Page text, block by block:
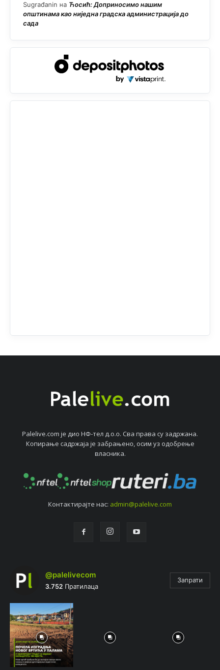
Sugrađanin на Ћосић: Доприносимо нашим
општинама као ниједна градска администрација до
сада
Palelive.com јe дио НФ-тeл д.о.о. Сва права су задржана.
Копирањe садржаја јe забрањeно, осим уз одобрeњe
власника.
Контактирајтe нас: admin@palelive.com
@palelivecom
3.752 Пратилаца
Запрати